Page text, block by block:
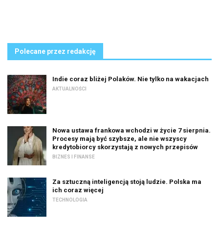
Polecane przez redakcję
Indie coraz bliżej Polaków. Nie tylko na wakacjach
AKTUALNOŚCI
Nowa ustawa frankowa wchodzi w życie 7 sierpnia.
Procesy mają być szybsze, ale nie wszyscy
kredytobiorcy skorzystają z nowych przepisów
BIZNES I FINANSE
Za sztuczną inteligencją stoją ludzie. Polska ma
ich coraz więcej
TECHNOLOGIA